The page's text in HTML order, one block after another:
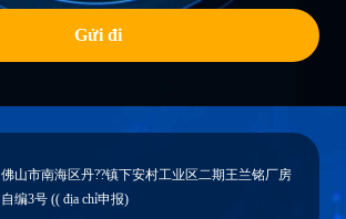
Gửi đi
佛山市南海区丹??镇下安村工业区二期王兰铭厂房
自编3号 (( địa chỉ申报)